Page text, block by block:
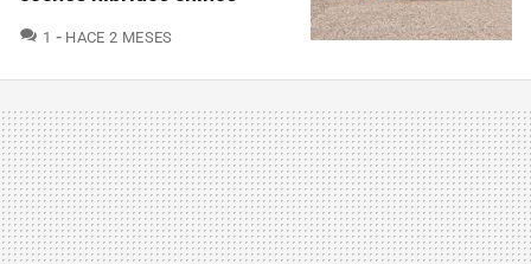
1 COMENTARIOS
HACE 2 MESES